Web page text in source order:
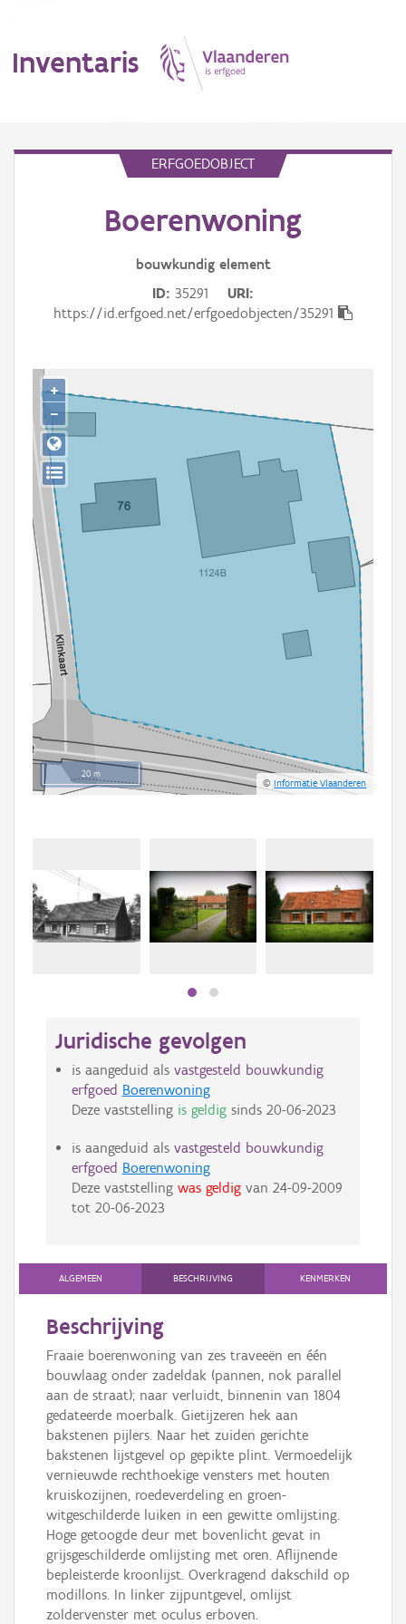
Inventaris
Gebeurtenis
Persoon of collectief
Downloads
Hergebruik
Aanmelden
ERFGOEDOBJECT
Boerenwoning
bouwkundig element
ID 35291
URI
https://id.erfgoed.net/erfgoedobjecten/35291
20 m
©Informatie Vlaanderen
+
−
Juridische gevolgen
is aangeduid als vastgesteld bouwkundig
erfgoed Boerenwoning
Deze vaststelling is geldigsinds 20-06-2023
is aangeduid als vastgesteld bouwkundig
erfgoed Boerenwoning
Deze vaststelling was geldigvan 24-09-2009
tot 20-06-2023
ALGEMEEN BESCHRIJVING KENMERKEN
Beschrijving
Fraaie boerenwoning van zes traveeën en één
bouwlaag onder zadeldak (pannen, nok parallel
aan de straat); naar verluidt, binnenin van 1804
gedateerde moerbalk. Gietijzeren hek aan
bakstenen pijlers. Naar het zuiden gerichte
bakstenen lijstgevel op gepikte plint. Vermoedelijk
vernieuwde rechthoekige vensters met houten
kruiskozijnen, roedeverdeling en groen-
witgeschilderde luiken in een gewitte omlijsting.
Hoge getoogde deur met bovenlicht gevat in
grijsgeschilderde omlijsting met oren. Aflijnende
bepleisterde kroonlijst. Overkragend dakschild op
modillons. In linker zijpuntgevel, omlijst
zoldervenster met oculus erboven.